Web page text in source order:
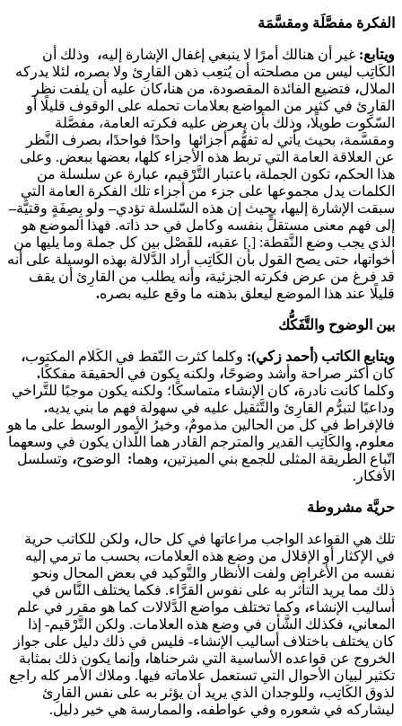
الفكرة مفصَّلَة ومقسَّمَة
ويتابع: غير أن هنالك أمرًا لا ينبغي إغفال الإشارة إليه، وذلك أن
الكَاتِب ليس من مصلحته أن يُتعِب ذهن القارِئ ولا بصره، لئلا يدركه
الملال، فتضيع الفائدة المقصودة. من هنا،كان عليه أن يلفت نظر
القارِئ في كثير من المواضع بعلامات تحمله على الوقوف قليلًا أو
السّكوت طويلًا، وذلك بأن يعرض عليه فكرته العامة، مفصَّلة
ومقسَّمة، بحيث يأتي له تفهُّم أجزائها واحدًا فواحدًا ، بصرف النَّظر
عن العلاقة العامة التي تربط هذه الأجزاء كلها، بعضها ببعض. وعلى
هذا الحكم، تكون الجملة، باعتبار التَّرْقيم، عبارة عن سلسلة من
الكلمات يدل مجموعها على جزء من أجزاء تلك الفكرة العامة التي
سبقت الإشارة إليها، بحيث إن هذه السّلسلة تؤدي–ولو بِصِفَةٍ وقتيَّة–
إلى فهم معنى مستقلٍّ بنفسه وكامل في حد ذاته. فهذا الموضع هو
الذي يجب وضع النَّقطة: [.] عقبه، للفَصْل بين كل جملة وما يليها من
أخواتها، حتى يصح القول بأن الكَاتِب أراد الدَّلالة بهذه الوسيلة على أنه
قد فرغ من عرض فكرته الجزئية، وأنه يطلب من القارِئ أن يقف
قليلًا عند هذا الموضع ليعلق بذهنه ما وقع عليه بصره.
بين الوضوح والتَّفَكُّك
ويتابع الكاتب (أحمد زكي): وكلما كثرت النّقط في الكَلام المكتوب،
كان أكثر صراحة وأشد وضوحًا، ولكنه يكون في الحقيقة مفككًا.
وكلما كانت نادرة، كان الإنشاء متماسكًا؛ ولكنه يكون موجبًا للتَّراخي
وداعيًا لتبرُّم القارِئ والتَّثقيل عليه في سهولة فهم ما بني يديه.
فالإفراط في كل من الحالين مذمومٌ، وخيرُ الأمور الوسط على ما هو
معلوم. والكَاتِب القدير والمترجم القادر هما اللَّذان يكون في وسعهما
اتّباع الطَّريقة المثلى للجمع بني الميزتين، وهما: الوضوح، وتسلسل
الأفكار.
حريَّة مشروطة
تلك هي القواعد الواجب مراعاتها في كل حال، ولكن للكاتب حرية
في الإكثار أو الإقلال من وضع هذه العلامات، بحسب ما ترمي إليه
نفسه من الأغراض ولفت الأنظار والتَّوكيد في بعض المحال ونحو
ذلك مما يريد التأثر به على نفوس القرَّاء. فكما يختلف النَّاس في
أساليب الإنشاء، وكما تختلف مواضع الدَّلالات كما هو مقرر في علم
المعاني، فكذلك الشَّأن في وضع هذه العلامات. ولكن التَّرْقيم- إذا
كان يختلف باختلاف أساليب الإنشاء- فليس في ذلك دليل على جواز
الخروج عن قواعده الأساسية التي شرحناها، وإنما يكون ذلك بمثابة
تكثير لبيان الأحوال التي تستعمل علاماته فيها. وملاك الأمر كله راجع
لذوق الكَاتِب، وللوجدان الذي يريد أن يؤثر به على نفس القارِئ
ليشاركه في شعوره وفي عواطفه. والممارسة هي خير دليل.